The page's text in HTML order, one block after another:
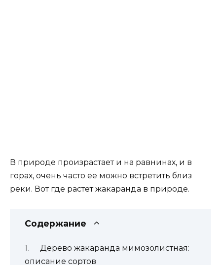
В природе произрастает и на равнинах, и в
горах, очень часто ее можно встретить близ
реки. Вот где растет жакаранда в природе.
Содержание
Дерево жакаранда мимозолистная:
описание сортов